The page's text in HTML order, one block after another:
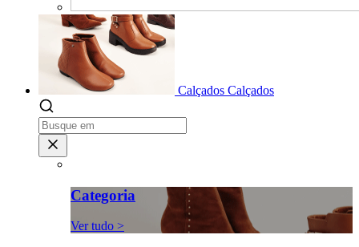
Calçados Calçados
Categoria
Ver tudo >